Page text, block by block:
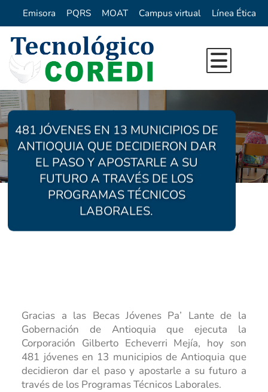
Emisora PQRS MOAT Campus virtual Línea Ética
Reseña Histórica
Quienes Somos
Direccionamiento Estrategico
Directorio
Oferta Académica
Programas de Pregrado
Programas de Extension
Formacion para el trabajo
Proyecto Ambiental Universitario
Centro de Idiomas COREDI
Calendario Académico
Investigación
Vida Institucional
Bienestar y Pastoral
Diálogos Plurales
Recursos Digitales
Foro de Educación
Sello Institucional
481 JÓVENES EN 13 MUNICIPIOS DE
ANTIOQUIA QUE DECIDIERON DAR
EL PASO Y APOSTARLE A SU
FUTURO A TRAVÉS DE LOS
PROGRAMAS TÉCNICOS
LABORALES.
Gracias a las Becas Jóvenes Pa’ Lante de la
Gobernación de Antioquia que ejecuta la
Corporación Gilberto Echeverri Mejía, hoy son
481 jóvenes en 13 municipios de Antioquia que
decidieron dar el paso y apostarle a su futuro a
través de los Programas Técnicos Laborales.